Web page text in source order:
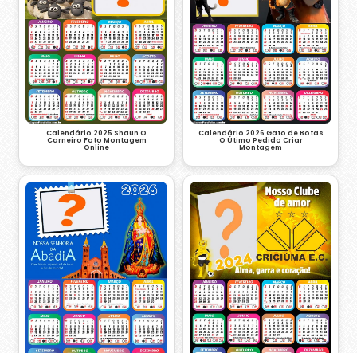
Calendário 2025 Shaun O
Carneiro Foto Montagem
Online
Calendário 2026 Gato de Botas
O Útimo Pedido Criar
Montagem